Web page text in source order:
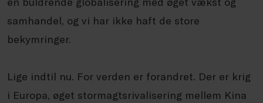
samhandel, og vi har ikke haft de store
bekymringer.
Lige indtil nu. For verden er forandret. Der er krig
i Europa, øget stormagtsrivalisering mellem Kina